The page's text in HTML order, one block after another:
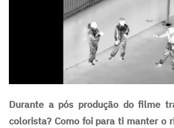
Durante a pós produção do filme
colorista? Como foi para ti manter o